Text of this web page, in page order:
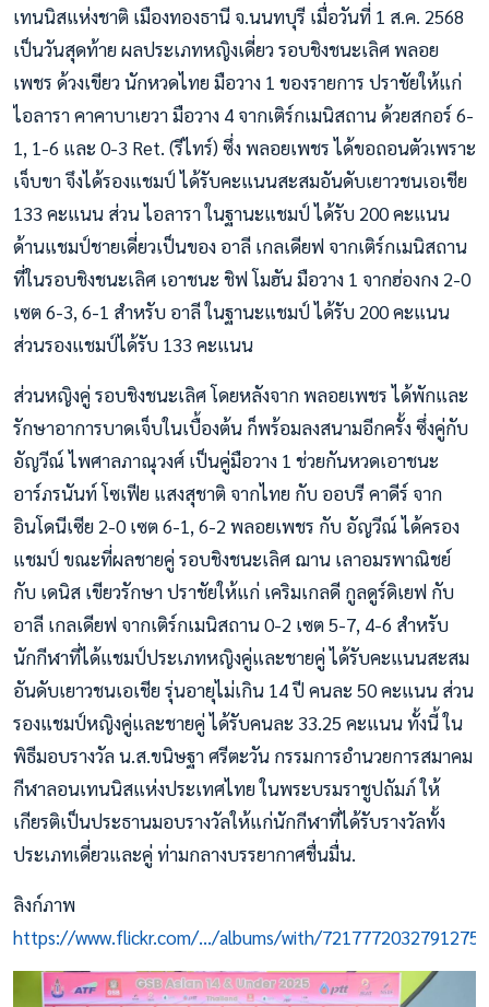
เทนนิสแห่งชาติ เมืองทองธานี จ.นนทบุรี เมื่อวันที่ 1 ส.ค. 2568
เป็นวันสุดท้าย ผลประเภทหญิงเดี่ยว รอบชิงชนะเลิศ พลอย
เพชร ด้วงเขียว นักหวดไทย มือวาง 1 ของรายการ ปราชัยให้แก่
ไอลารา คาคาบาเยวา มือวาง 4 จากเติร์กเมนิสถาน ด้วยสกอร์ 6-
1, 1-6 และ 0-3 Ret. (รีไทร์) ซึ่ง พลอยเพชร ได้ขอถอนตัวเพราะ
เจ็บขา จึงได้รองแชมป์ ได้รับคะแนนสะสมอันดับเยาวชนเอเชีย
133 คะแนน ส่วน ไอลารา ในฐานะแชมป์ ได้รับ 200 คะแนน
ด้านแชมป์ชายเดี่ยวเป็นของ อาลี เกลเดียฟ จากเติร์กเมนิสถาน
ที่ในรอบชิงชนะเลิศ เอาชนะ ชิฟ โมฮัน มือวาง 1 จากฮ่องกง 2-0
เซต 6-3, 6-1 สำหรับ อาลี ในฐานะแชมป์ ได้รับ 200 คะแนน
ส่วนรองแชมป์ได้รับ 133 คะแนน
ส่วนหญิงคู่ รอบชิงชนะเลิศ โดยหลังจาก พลอยเพชร ได้พักและ
รักษาอาการบาดเจ็บในเบื้องต้น ก็พร้อมลงสนามอีกครั้ง ซึ่งคู่กับ
อัญวีณ์ ไพศาลภาณุวงศ์ เป็นคู่มือวาง 1 ช่วยกันหวดเอาชนะ
อาร์ภรนันท์ โซเฟีย แสงสุชาติ จากไทย กับ ออบรี คาดีร์ จาก
อินโดนีเซีย 2-0 เซต 6-1, 6-2 พลอยเพชร กับ อัญวีณ์ ได้ครอง
แชมป์ ขณะที่ผลชายคู่ รอบชิงชนะเลิศ ฌาน เลาอมรพาณิชย์
กับ เดนิส เขียวรักษา ปราชัยให้แก่ เคริมเกลดี กูลดูร์ดิเยฟ กับ
อาลี เกลเดียฟ จากเติร์กเมนิสถาน 0-2 เซต 5-7, 4-6 สำหรับ
นักกีฬาที่ได้แชมป์ประเภทหญิงคู่และชายคู่ ได้รับคะแนนสะสม
อันดับเยาวชนเอเชีย รุ่นอายุไม่เกิน 14 ปี คนละ 50 คะแนน ส่วน
รองแชมป์หญิงคู่และชายคู่ ได้รับคนละ 33.25 คะแนน ทั้งนี้ ใน
พิธีมอบรางวัล น.ส.ขนิษฐา ศรีตะวัน กรรมการอำนวยการสมาคม
กีฬาลอนเทนนิสแห่งประเทศไทย ในพระบรมราชูปถัมภ์ ให้
เกียรติเป็นประธานมอบรางวัลให้แก่นักกีฬาที่ได้รับรางวัลทั้ง
ประเภทเดี่ยวและคู่ ท่ามกลางบรรยากาศชื่นมื่น.
ลิงก์ภาพ
https://www.flickr.com/.../albums/with/